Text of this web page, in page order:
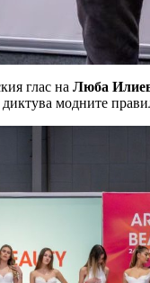
глас на Люба
диктува модните